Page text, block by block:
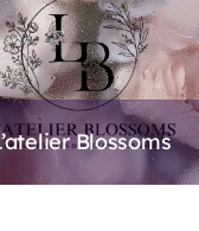
Blossoms